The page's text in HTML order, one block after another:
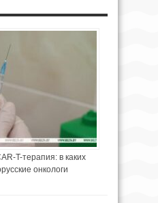
T-терапия: в каких
онкологи